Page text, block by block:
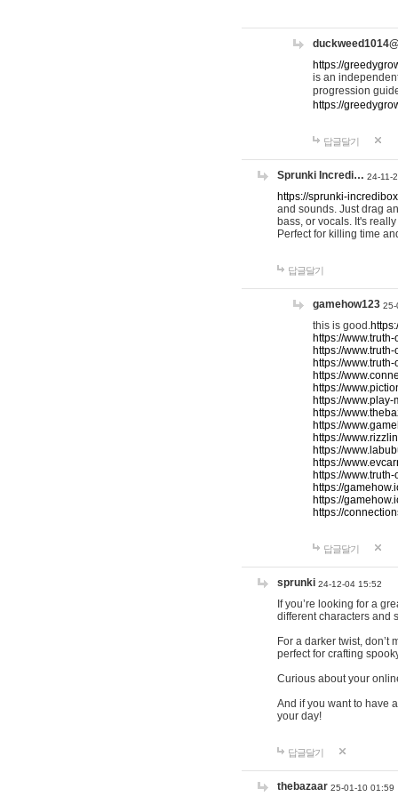
https://
is an
progression
https://
답글달기
Sprunki Incredi… 24-11-
https://sprunki-
and sounds. Just drag
bass, or vocals. It's
Perfect for killing time
답글달기
gamehow123 25-
this is good.
https://
https://
https://
https://
https://
https://
https://
https://
https://
https://
https://
https://
https://
https://
https://
답글달기
sprunki 24-12-04 15:52
If you’re looking for a
different characters and
For a darker twist, don’t
perfect for crafting
Curious about your
And if you want to have
your day!
답글달기
thebazaar 25-01-10 01:59